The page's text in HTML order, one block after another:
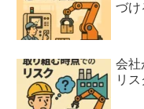
づけ
会社
リス